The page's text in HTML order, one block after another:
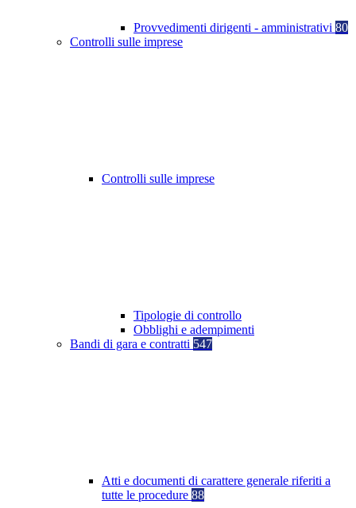
Provvedimenti dirigenti - amministrativi 80
Controlli sulle imprese
Controlli sulle imprese
Tipologie di controllo
Obblighi e adempimenti
Bandi di gara e contratti 547
Atti e documenti di carattere generale riferiti a
tutte le procedure 88